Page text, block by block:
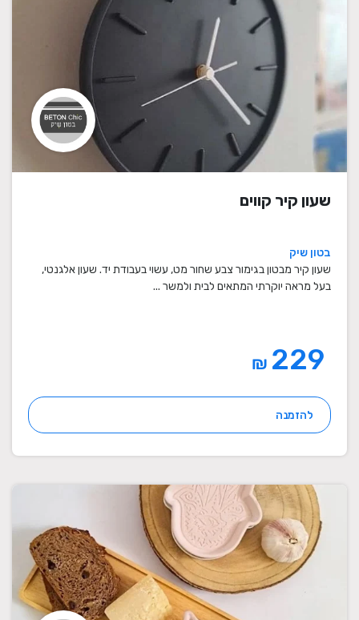
שעון קיר קווים
בטון שיק
שעון קיר מבטון בגימור צבע שחור מט, עשוי בעבודת יד. שעון אלגנטי,
בעל מראה יוקרתי המתאים לבית ולמשר ...
₪
להזמנה